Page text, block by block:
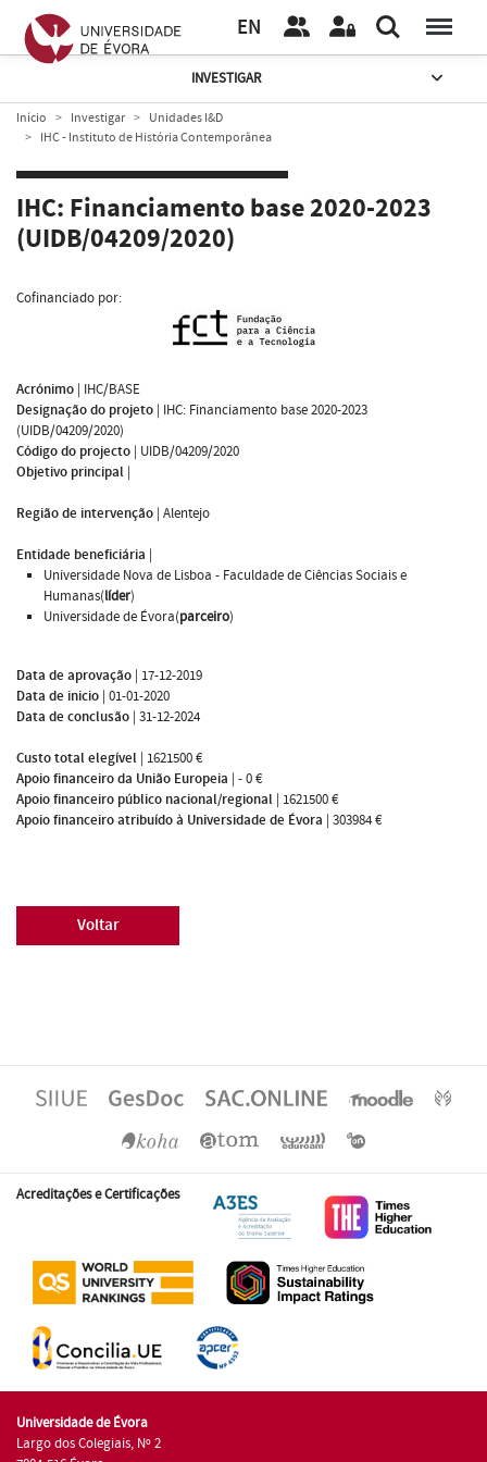
EN
INVESTIGAR
Início Investigar
Unidades I&D
IHC - Instituto de História Contemporânea
IHC: Financiamento base 2020-2023
(UIDB/04209/2020)
Cofinanciado por:
Acrónimo | IHC/BASE
Designação do projeto | IHC: Financiamento base 2020-2023
(UIDB/04209/2020)
Código do projecto | UIDB/04209/2020
Objetivo principal |
Região de intervenção | Alentejo
Entidade beneficiária |
Universidade Nova de Lisboa - Faculdade de Ciências Sociais e
Humanas(líder)
Universidade de Évora(parceiro)
Data de aprovação | 17-12-2019
Data de inicio | 01-01-2020
Data de conclusão | 31-12-2024
Custo total elegível | 1621500 €
Apoio financeiro da União Europeia | - 0 €
Apoio financeiro público nacional/regional | 1621500 €
Apoio financeiro atribuído à Universidade de Évora | 303984 €
Voltar
Acreditações e Certificações
Universidade de Évora
Largo dos Colegiais, Nº 2